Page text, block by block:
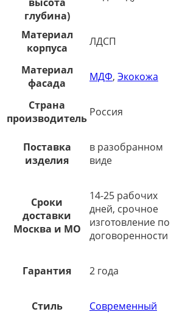
глубина)
Материал
корпуса
ЛДСП
Материал
фасада
МДФ, Экокожа
Страна
производитель Россия
Поставка
изделия
в разобранном
виде
Сроки
доставки
Москва и МО
14-25 рабочих
дней, срочное
изготовление по
договоренности
Гарантия 2 года
Стиль Современный